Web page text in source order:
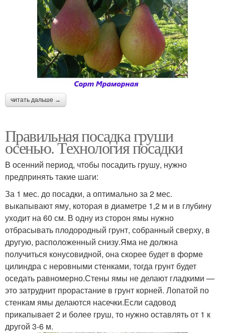
читать дальше →
Правильная посадка груши
осенью. Технология посадки
В осенний период, чтобы посадить грушу, нужно
предпринять такие шаги:
За 1 мес. до посадки, а оптимально за 2 мес.
выкапывают яму, которая в диаметре 1,2 м и в глубину
уходит на 60 см. В одну из сторон ямы нужно
отбрасывать плодородный грунт, собранный сверху, в
другую, расположенный снизу.Яма не должна
получиться конусовидной, она скорее будет в форме
цилиндра с неровными стенками, тогда грунт будет
оседать равномерно.Стены ямы не делают гладкими —
это затруднит прорастание в грунт корней. Лопатой по
стенкам ямы делаются насечки.Если садовод
прикапывает 2 и более груш, то нужно оставлять от 1 к
другой 3-6 м.